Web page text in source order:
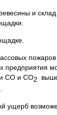
и
СО и СО2
ущерб